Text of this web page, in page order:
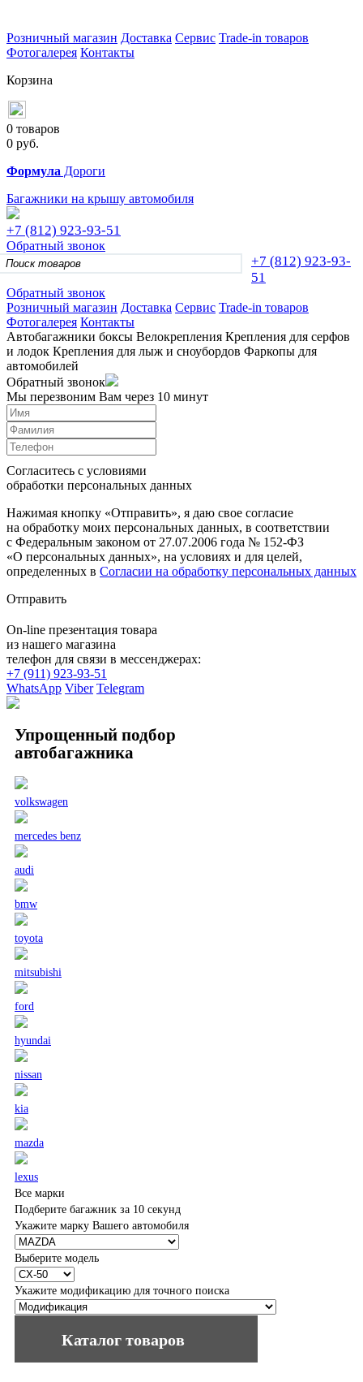
Розничный магазин Доставка Сервис Trade-in товаров
Фотогалерея Контакты
Корзина
0 товаров
0 руб.
Формула Дороги
Багажники на крышу автомобиля
+7 (812) 923-93-51
Обратный звонок
+7 (812) 923-93-
51
Обратный звонок
Розничный магазин Доставка Сервис Trade-in товаров
Фотогалерея Контакты
Автобагажники боксы Велокрепления Крепления для серфов
и лодок Крепления для лыж и сноубордов Фаркопы для
автомобилей
Обратный звонок
Мы перезвоним Вам через 10 минут
Согласитесь с условиями
обработки персональных данных
Нажимая кнопку «Отправить», я даю свое согласие
на обработку моих персональных данных, в соответствии
с Федеральным законом от 27.07.2006 года № 152-ФЗ
«О персональных данных», на условиях и для целей,
определенных в Согласии на обработку персональных данных
Отправить
On-line презентация товара
из нашего магазина
телефон для связи в мессенджерах:
+7 (911) 923-93-51
WhatsApp Viber Telegram
Упрощенный подбор
автобагажника
volkswagen
mercedes benz
audi
bmw
toyota
mitsubishi
ford
hyundai
nissan
kia
mazda
lexus
Все марки
Подберите багажник за 10 секунд
Укажите марку Вашего автомобиля
Выберите модель
Укажите модификацию для точного поиска
Каталог товаров
Автобагажники